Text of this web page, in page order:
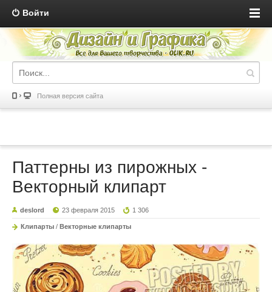
Войти
Полная версия сайта
Паттерны из пирожных -
Векторный клипарт
deslord 23 февраля 2015 1 306
Клипарты / Векторные клипарты